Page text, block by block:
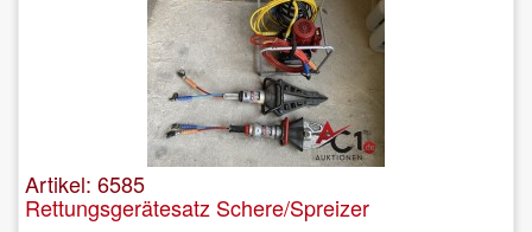
Artikel: 6585
Rettungsgerätesatz Schere/Spreizer